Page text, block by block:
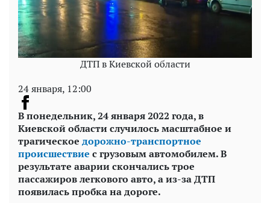
ДТП в Киевской области
24 января, 12:00
В понедельник, 24 января 2022 года, в
Киевской области случилось масштабное и
трагическое дорожно-транспортное
происшествие с грузовым автомобилем. В
результате аварии скончались трое
пассажиров легкового авто, а из-за ДТП
появилась пробка на дороге.